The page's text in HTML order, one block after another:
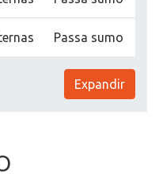
Passa sumo
Expandir